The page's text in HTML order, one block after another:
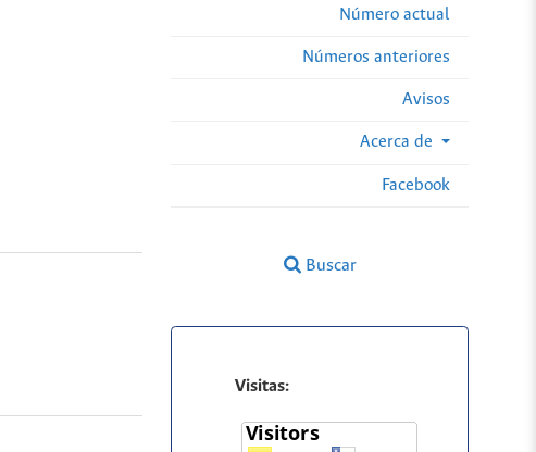
Número actual
Números anteriores
Avisos
Acerca de
Facebook
Buscar
Visitas: